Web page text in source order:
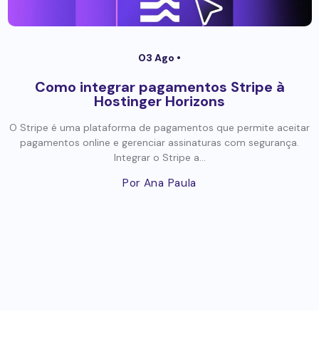
03 Ago •
Como integrar pagamentos Stripe à
Hostinger Horizons
O Stripe é uma plataforma de pagamentos que permite aceitar
pagamentos online e gerenciar assinaturas com segurança.
Integrar o Stripe a...
Por Ana Paula